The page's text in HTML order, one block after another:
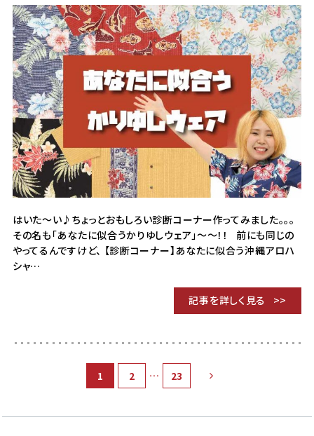
はいた～い♪ちょっとおもしろい診断コーナー作ってみました。。。
その名も「あなたに似合うかりゆしウェア」～～！！ 前にも同じの
やってるんですけど、 【診断コーナー】あなたに似合う沖縄アロハ
シャ…
記事を詳しく見る
1 2 … 23